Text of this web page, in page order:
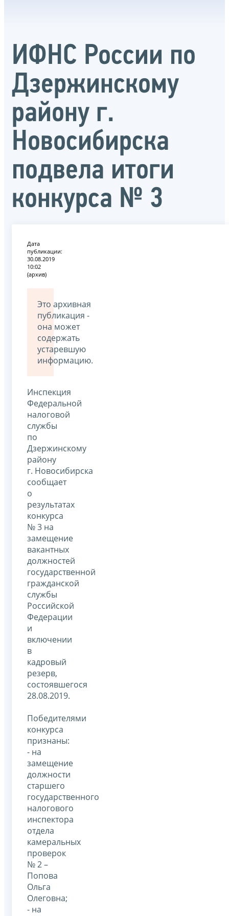
ИФНС России по
Дзержинскому
району г.
Новосибирска
подвела итоги
конкурса № 3
Дата
публикации:
30.08.2019
10:02
(архив)
Это архивная
публикация -
она может
содержать
устаревшую
информацию.
Инспекция
Федеральной
налоговой
службы
по
Дзержинскому
району
г. Новосибирска
сообщает
о
результатах
конкурса
№ 3 на
замещение
вакантных
должностей
государственной
гражданской
службы
Российской
Федерации
и
включении
в
кадровый
резерв,
состоявшегося
28.08.2019.
Победителями
конкурса
признаны:
- на
замещение
должности
старшего
государственного
налогового
инспектора
отдела
камеральных
проверок
№ 2 –
Попова
Ольга
Олеговна;
- на